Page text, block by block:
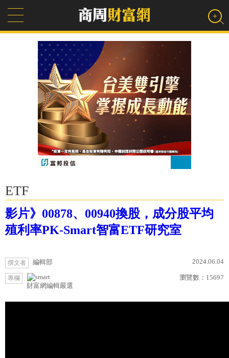
ETF
影片》00878、00940換股，成分股平均
殖利率PK-Smart智富ETF研究室
撰文者 編輯部 2024.06.04
專欄
財富網編輯嚴選
瀏覽數： 15697